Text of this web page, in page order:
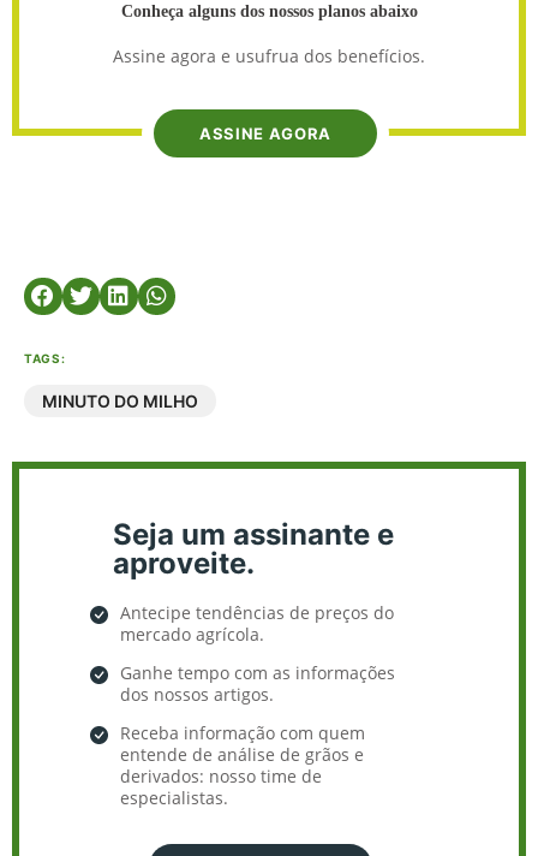
Conheça alguns dos nossos planos abaixo
Assine agora e usufrua dos benefícios.
ASSINE AGORA
TAGS:
MINUTO DO MILHO
Seja um assinante e
aproveite.
Antecipe tendências de preços do
mercado agrícola.
Ganhe tempo com as informações
dos nossos artigos.
Receba informação com quem
entende de análise de grãos e
derivados: nosso time de
especialistas.